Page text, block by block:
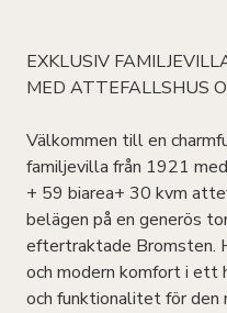
EXKLUSIV
MED ATTEFALLSHUS
Välkommen till en
familjevilla från 1921
+ 59 biarea+ 30 kvm
belägen på en generös
eftertraktade Bromsten.
och modern komfort i ett
och funktionalitet för den